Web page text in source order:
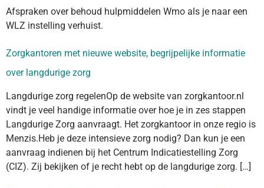
Afspraken over behoud hulpmiddelen Wmo als je naar een
WLZ instelling verhuist.
Zorgkantoren met nieuwe website, begrijpelijke informatie
over langdurige zorg
Langdurige zorg regelenOp de website van zorgkantoor.nl
vindt je veel handige informatie over hoe je in zes stappen
Langdurige Zorg aanvraagt. Het zorgkantoor in onze regio is
Menzis.Heb je deze intensieve zorg nodig? Dan kun je een
aanvraag indienen bij het Centrum Indicatiestelling Zorg
(CIZ). Zij bekijken of je recht hebt op de langdurige zorg. […]